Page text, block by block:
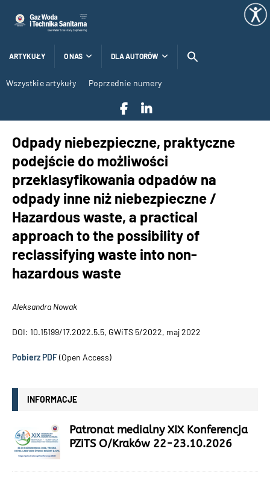
ARTYKUŁY O NAS DLA AUTORÓW
Wszystkie artykuły Poprzednie numery
Odpady niebezpieczne, praktyczne
podejście do możliwości
przeklasyfikowania odpadów na
odpady inne niż niebezpieczne /
Hazardous waste, a practical
approach to the possibility of
reclassifying waste into non-
hazardous waste
Aleksandra Nowak
DOI: 10.15199/17.2022.5.5, GWiTS 5/2022, maj 2022
Pobierz PDF(Open Access)
INFORMACJE
Patronat medialny XIX Konferencja
PZiTS O/Kraków 22-23.10.2026